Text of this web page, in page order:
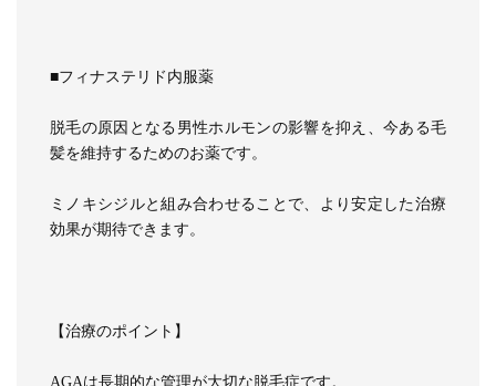
■フィナステリド内服薬
脱毛の原因となる男性ホルモンの影響を抑え、今ある毛
髪を維持するためのお薬です。
ミノキシジルと組み合わせることで、より安定した治療
効果が期待できます。
【治療のポイント】
AGAは長期的な管理が大切な脱毛症です。